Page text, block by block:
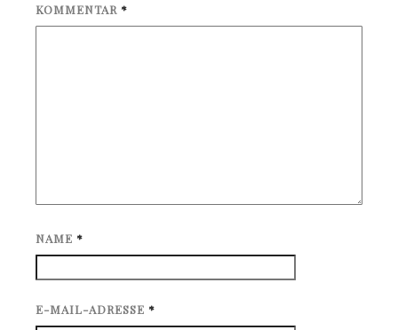
KOMMENTAR *
NAME *
E-MAIL-ADRESSE *